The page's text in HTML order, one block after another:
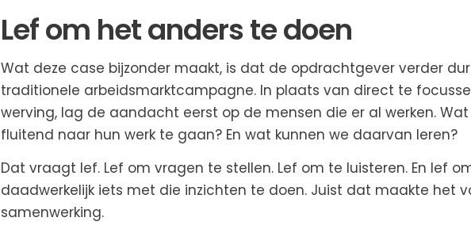
Lef om het anders te doen
Wat deze case bijzonder maakt, is dat de opdrachtgever verder
traditionele arbeidsmarktcampagne. In plaats van direct te
werving, lag de aandacht eerst op de mensen die er al werken.
fluitend naar hun werk te gaan? En wat kunnen we daarvan leren?
Dat vraagt lef. Lef om vragen te stellen. Lef om te luisteren. En lef
daadwerkelijk iets met die inzichten te doen. Juist dat maakte het
samenwerking.